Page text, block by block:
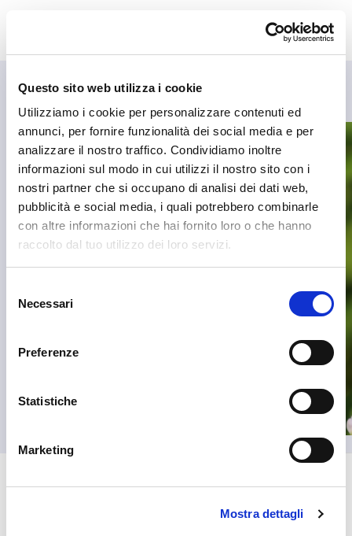
Questo sito web utilizza i cookie
Utilizziamo i cookie per personalizzare contenuti ed
annunci, per fornire funzionalità dei social media e per
analizzare il nostro traffico. Condividiamo inoltre
informazioni sul modo in cui utilizzi il nostro sito con i
nostri partner che si occupano di analisi dei dati web,
pubblicità e social media, i quali potrebbero combinarle
con altre informazioni che hai fornito loro o che hanno
raccolto dal tuo utilizzo dei loro servizi.
delNecessari
Preferenze
Statistiche
Marketing
Mostra dettagli
🏘️ Scopri il comune di